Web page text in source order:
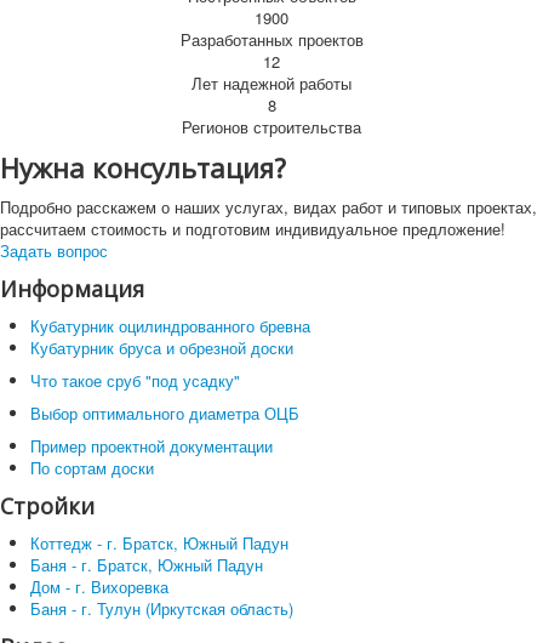
1900
Разработанных проектов
12
Лет надежной работы
8
Регионов строительства
Нужна консультация?
Подробно расскажем о наших услугах, видах работ и типовых проектах,
рассчитаем стоимость и подготовим индивидуальное предложение!
Задать вопрос
Информация
Кубатурник оцилиндрованного бревна
Кубатурник бруса и обрезной доски
Что такое сруб "под усадку"
Выбор оптимального диаметра ОЦБ
Пример проектной документации
По сортам доски
Стройки
Коттедж - г. Братск, Южный Падун
Баня - г. Братск, Южный Падун
Дом - г. Вихоревка
Баня - г. Тулун (Иркутская область)